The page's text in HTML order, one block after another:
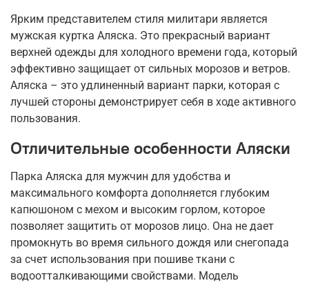
Ярким представителем стиля милитари является
мужская куртка Аляска. Это прекрасный вариант
верхней одежды для холодного времени года, который
эффективно защищает от сильных морозов и ветров.
Аляска – это удлиненный вариант парки, которая с
лучшей стороны демонстрирует себя в ходе активного
пользования.
Отличительные особенности Аляски
Парка Аляска для мужчин для удобства и
максимального комфорта дополняется глубоким
капюшоном с мехом и высоким горлом, которое
позволяет защитить от морозов лицо. Она не дает
промокнуть во время сильного дождя или снегопада
за счет использования при пошиве ткани с
водоотталкивающими свойствами. Модель